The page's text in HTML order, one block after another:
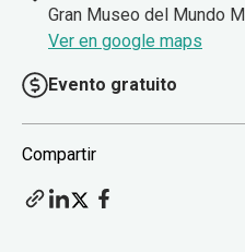
Gran Museo del Mundo
Ver en google maps
Evento gratuito
Compartir